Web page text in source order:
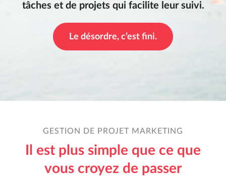
tâches et de projets qui facilite leur suivi.
Le désordre, c’est fini.
GESTION DE PROJET MARKETING
Il est plus simple que ce que
vous croyez de passer